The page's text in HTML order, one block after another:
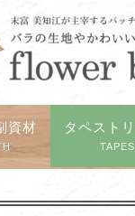
資材 タペスト